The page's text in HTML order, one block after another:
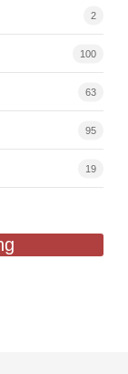
2
100
63
95
19